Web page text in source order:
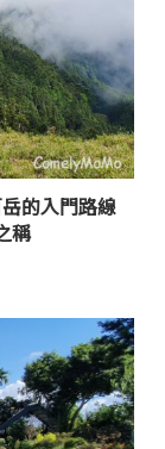
的入門路線
稱